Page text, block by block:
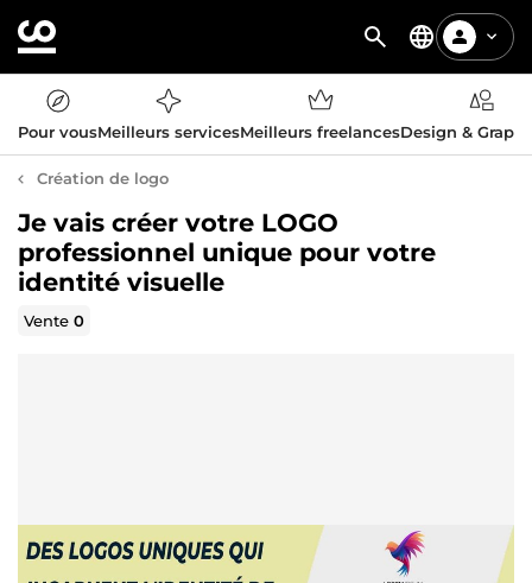
Pour vousMeilleurs servicesMeilleurs freelancesDesign &
Création de logo
Je vais créer votre LOGO
professionnel unique pour votre
identité visuelle
Vente0